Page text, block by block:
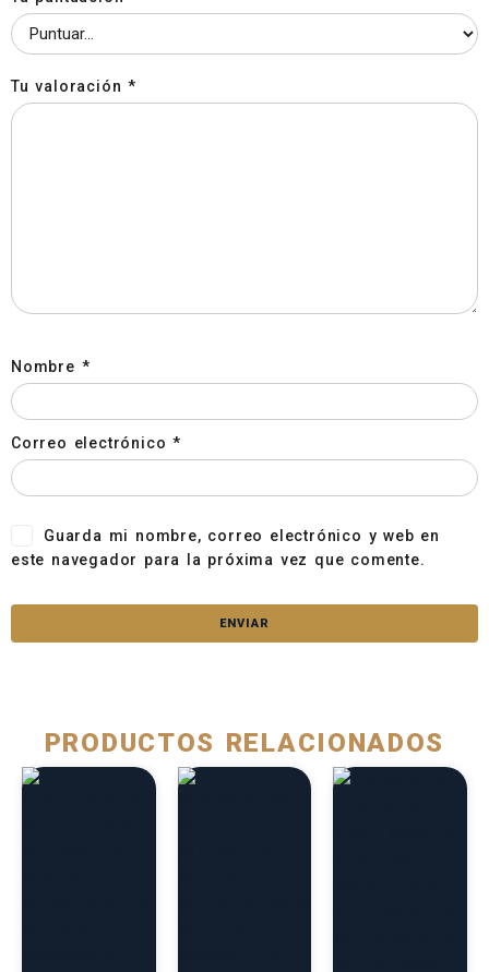
Tu valoración*
Nombre *
Correo electrónico*
Guarda mi nombre, correo electrónico y web en
este navegador para la próxima vez que comente.
PRODUCTOS RELACIONADOS